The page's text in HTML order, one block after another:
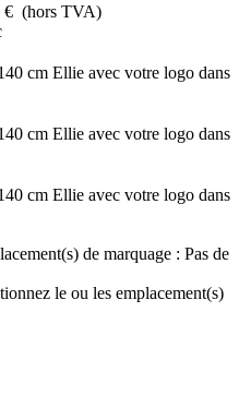
€ (hors TVA)
de marquage : Pas de
le ou les emplacement(s)